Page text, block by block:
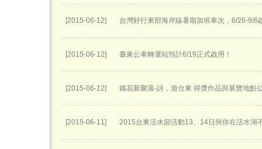
[2015-06-12] 台灣好行東部海岸線暑期加班車次，6/26-9/6
[2015-06-12] 臺東公車轉運站預計6/19正式啟用！
[2015-06-12] 鐵花新聚落-詩，遊台東 得獎作品與展覽地點
[2015-06-11] 2015台東活水節活動13、14日與你在活水湖